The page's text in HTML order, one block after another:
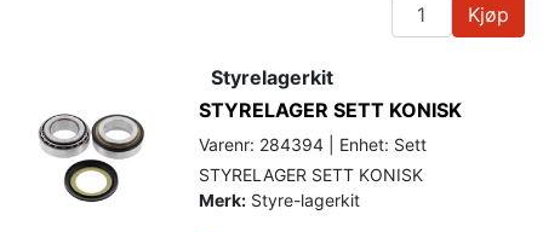
Kjøp
Styrelagerkit
STYRELAGER SETT KONISK
Varenr: 284394 | Enhet: Sett
STYRELAGER SETT KONISK
Merk: Styre-lagerkit